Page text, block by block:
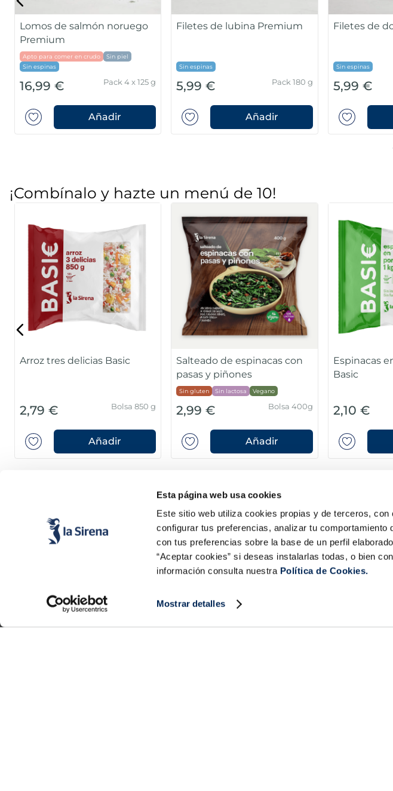
Esta página web usa cookies
Este sitio web utiliza cookies propias y de terceros,
configurar tus preferencias, analizar tu
con tus preferencias sobre la base de un perfil
“Aceptar cookies” si deseas instalarlas todas, o bien
información consulta nuestra Política de Cookies.
Mostrar detalles
Lomos de salmón noruego
Premium
Apto para comer en crudo
Sin piel
Sin espinas
16,99 € Pack 4 x 125 g
Añadir
Filetes de lubina Premium
Sin espinas
5,99 € Pack 180 g
Añadir
Filetes de
Sin espinas
5,99 €
¡Combínalo y hazte un menú de 10!
Arroz tres delicias Basic
2,79 € Bolsa 850 g
Añadir
Salteado de espinacas con
pasas y piñones
Sin gluten Sin lactosa Vegano
2,99 € Bolsa 400g
Añadir
Espinacas
Basic
2,10 €
Historia